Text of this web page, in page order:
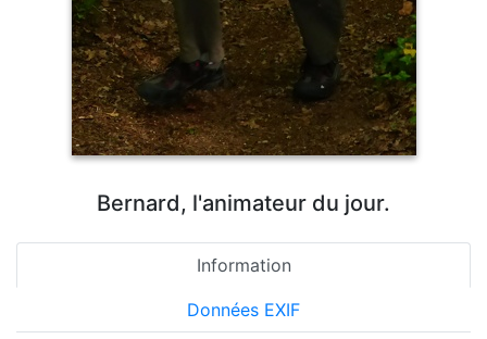
Bernard, l'animateur du jour.
Information
Données EXIF